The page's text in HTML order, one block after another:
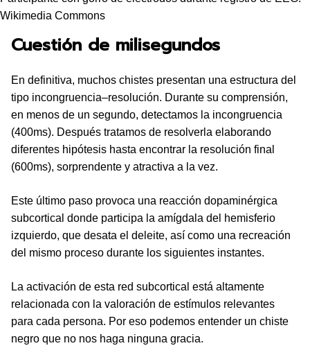
Wikimedia Commons
Cuestión de milisegundos
En definitiva, muchos chistes presentan una estructura del
tipo incongruencia–resolución. Durante su comprensión,
en menos de un segundo, detectamos la incongruencia
(400ms). Después tratamos de resolverla elaborando
diferentes hipótesis hasta encontrar la resolución final
(600ms), sorprendente y atractiva a la vez.
Este último paso provoca una reacción dopaminérgica
subcortical donde participa la amígdala del hemisferio
izquierdo, que desata el deleite, así como una recreación
del mismo proceso durante los siguientes instantes.
La activación de esta red subcortical está altamente
relacionada con la valoración de estímulos relevantes
para cada persona. Por eso podemos entender un chiste
negro que no nos haga ninguna gracia.